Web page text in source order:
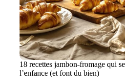
18 recettes jambon-fromage qui
l’enfance (et font du bien)